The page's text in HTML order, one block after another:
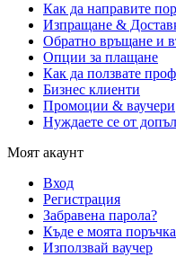
Как да направите
Изпращане &
Обратно връщане и
Опции за плащане
Как да ползвате
Бизнес клиенти
Промоции & ваучери
Нуждаете се от
Моят акаунт
Вход
Регистрация
Забравена парола?
Къде е моята
Използвай ваучер